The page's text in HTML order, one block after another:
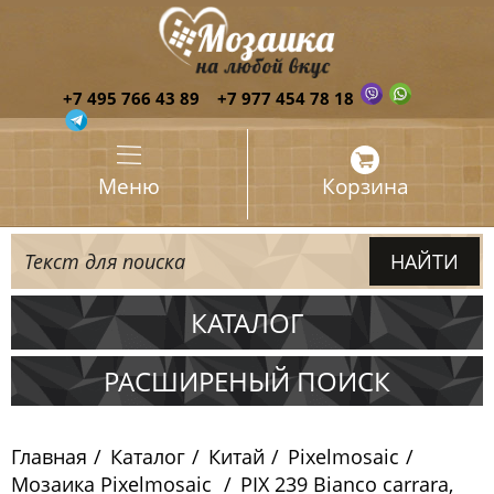
+7 495 766 43 89 +7 977 454 78 18
Меню Корзина
КАТАЛОГ
Испания
Китай
РАСШИРЕНЫЙ ПОИСК
Главная Каталог Китай
Pixelmosaic
Мозаика Pixelmosaic
PIX 239 Bianco carrara,